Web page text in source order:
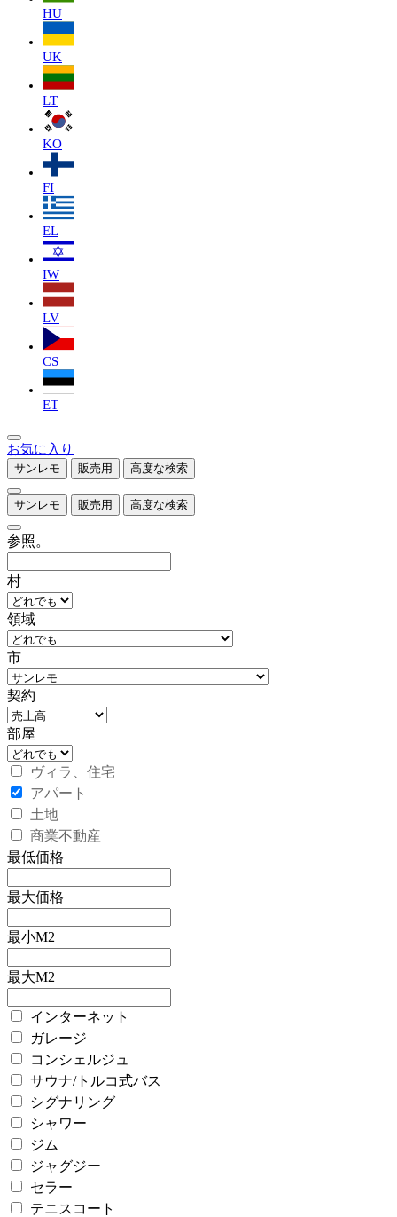
HU
UK
LT
KO
FI
EL
IW
LV
CS
ET
お気に入り
サンレモ 販売用 高度な検索
サンレモ 販売用 高度な検索
参照。
村
領域
市
契約
部屋
ヴィラ、住宅
アパート
土地
商業不動産
最低価格
最大価格
最小M2
最大M2
インターネット
ガレージ
コンシェルジュ
サウナ/トルコ式バス
シグナリング
シャワー
ジム
ジャグジー
セラー
テニスコート